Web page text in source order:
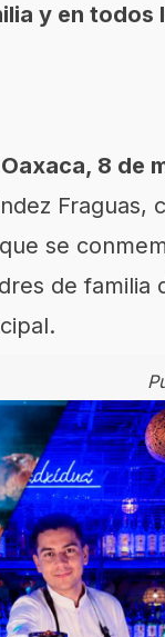
y en
8 de
se
de familia